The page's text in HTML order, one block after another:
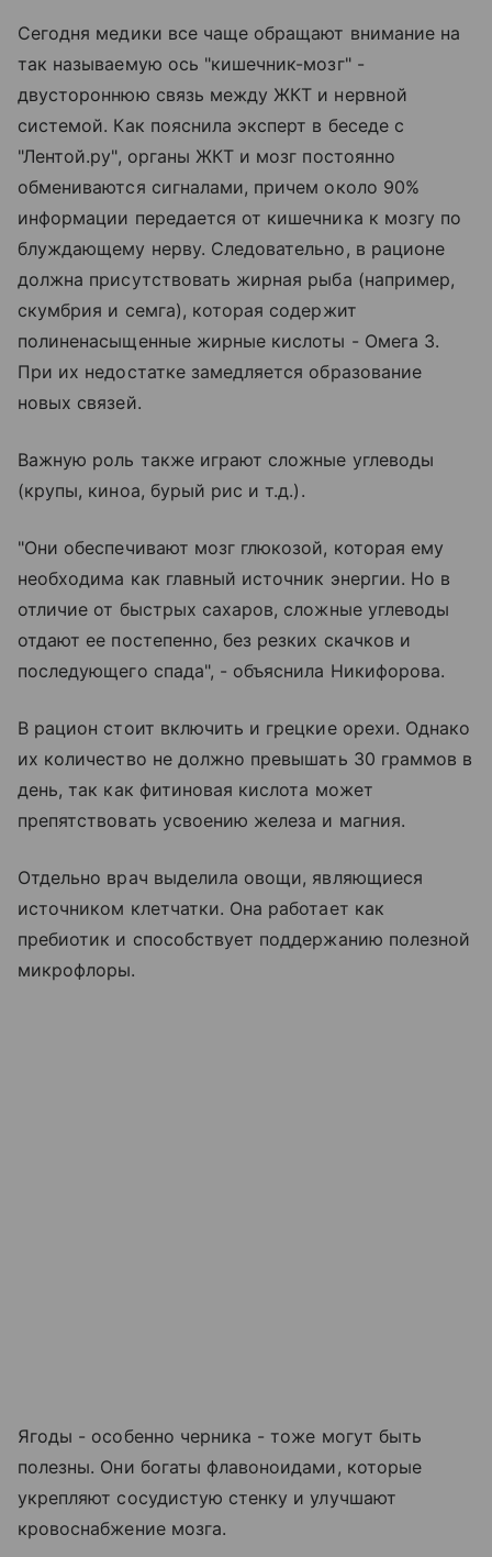
Сегодня медики все чаще обращают внимание на
так называемую ось "кишечник-мозг" -
двустороннюю связь между ЖКТ и нервной
системой. Как пояснила эксперт в беседе с
"Лентой.ру", органы ЖКТ и мозг постоянно
обмениваются сигналами, причем около 90%
информации передается от кишечника к мозгу по
блуждающему нерву. Следовательно, в рационе
должна присутствовать жирная рыба (например,
скумбрия и семга), которая содержит
полиненасыщенные жирные кислоты - Омега 3.
При их недостатке замедляется образование
новых связей.
Важную роль также играют сложные углеводы
(крупы, киноа, бурый рис и т.д.).
"Они обеспечивают мозг глюкозой, которая ему
необходима как главный источник энергии. Но в
отличие от быстрых сахаров, сложные углеводы
отдают ее постепенно, без резких скачков и
последующего спада", - объяснила Никифорова.
В рацион стоит включить и грецкие орехи. Однако
их количество не должно превышать 30 граммов в
день, так как фитиновая кислота может
препятствовать усвоению железа и магния.
Отдельно врач выделила овощи, являющиеся
источником клетчатки. Она работает как
пребиотик и способствует поддержанию полезной
микрофлоры.
Ягоды - особенно черника - тоже могут быть
полезны. Они богаты флавоноидами, которые
укрепляют сосудистую стенку и улучшают
кровоснабжение мозга.